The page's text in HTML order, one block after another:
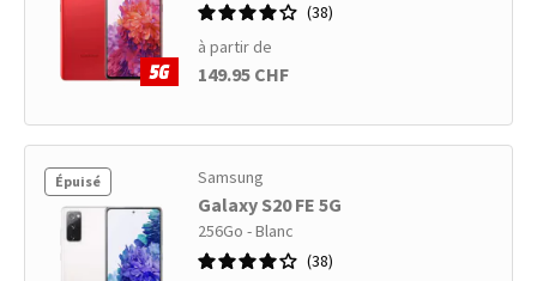
38
à partir de
149.95 CHF
Épuisé Samsung
Galaxy S20 FE 5G
256Go - Blanc
38